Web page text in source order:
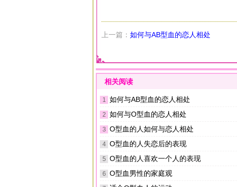
上一篇： 如何与AB型血的恋人相处
相关阅读
1 如何与AB型血的恋人相处
2 如何与O型血的恋人相处
3 O型血的人如何与恋人相处
4 O型血的人失恋后的表现
5 O型血的人喜欢一个人的表现
6 O型血男性的家庭观